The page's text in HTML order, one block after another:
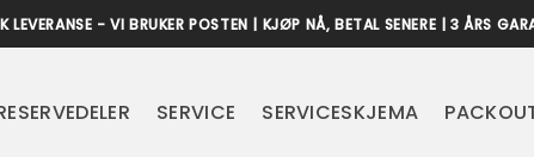
LEVERANSE - VI BRUKER POSTEN | KJØP NÅ, BETAL SENERE | 3 ÅRS
SERVICE SERVICESKJEMA